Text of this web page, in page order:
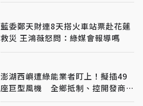
藍委鄭天財連8天搭火車站票赴花蓮
救災 王鴻薇怒問：綠媒會報導嗎
澎湖西嶼遭綠能業者盯上！擬插49
座巨型風機 全鄉抵制、控開發商打
消耗戰